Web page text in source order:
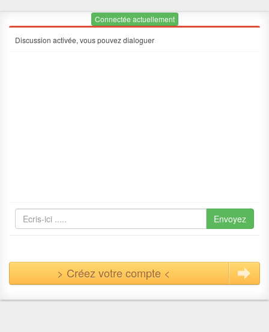
Connectée actuellement
Discussion activée, vous pouvez dialoguer
Envoyez
> Créez votre compte <